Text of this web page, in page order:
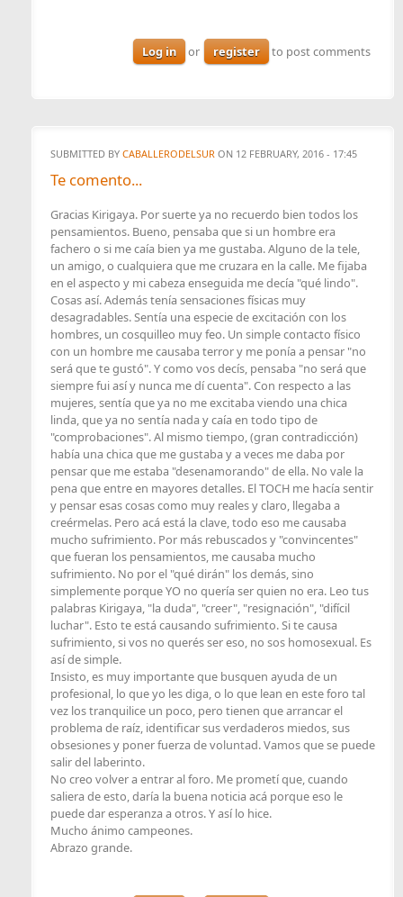
Log in or register to post comments
SUBMITTED BY CABALLERODELSUR ON 12 FEBRUARY, 2016 - 17:45
Te comento...
Gracias Kirigaya. Por suerte ya no recuerdo bien todos los
pensamientos. Bueno, pensaba que si un hombre era
fachero o si me caía bien ya me gustaba. Alguno de la tele,
un amigo, o cualquiera que me cruzara en la calle. Me fijaba
en el aspecto y mi cabeza enseguida me decía "qué lindo".
Cosas así. Además tenía sensaciones físicas muy
desagradables. Sentía una especie de excitación con los
hombres, un cosquilleo muy feo. Un simple contacto físico
con un hombre me causaba terror y me ponía a pensar "no
será que te gustó". Y como vos decís, pensaba "no será que
siempre fui así y nunca me dí cuenta". Con respecto a las
mujeres, sentía que ya no me excitaba viendo una chica
linda, que ya no sentía nada y caía en todo tipo de
"comprobaciones". Al mismo tiempo, (gran contradicción)
había una chica que me gustaba y a veces me daba por
pensar que me estaba "desenamorando" de ella. No vale la
pena que entre en mayores detalles. El TOCH me hacía sentir
y pensar esas cosas como muy reales y claro, llegaba a
creérmelas. Pero acá está la clave, todo eso me causaba
mucho sufrimiento. Por más rebuscados y "convincentes"
que fueran los pensamientos, me causaba mucho
sufrimiento. No por el "qué dirán" los demás, sino
simplemente porque YO no quería ser quien no era. Leo tus
palabras Kirigaya, "la duda", "creer", "resignación", "difícil
luchar". Esto te está causando sufrimiento. Si te causa
sufrimiento, si vos no querés ser eso, no sos homosexual. Es
así de simple.
Insisto, es muy importante que busquen ayuda de un
profesional, lo que yo les diga, o lo que lean en este foro tal
vez los tranquilice un poco, pero tienen que arrancar el
problema de raíz, identificar sus verdaderos miedos, sus
obsesiones y poner fuerza de voluntad. Vamos que se puede
salir del laberinto.
No creo volver a entrar al foro. Me prometí que, cuando
saliera de esto, daría la buena noticia acá porque eso le
puede dar esperanza a otros. Y así lo hice.
Mucho ánimo campeones.
Abrazo grande.